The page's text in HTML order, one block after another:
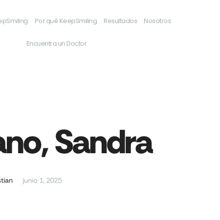
Por qué KeepSmiling Resultados Nosotros
Encuentra un Doctor
Sandra
junio 1, 2025